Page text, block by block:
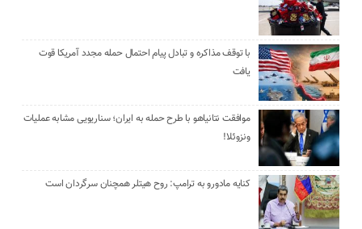
با توقف مذاکره و تبادل پیام احتمال حمله مجدد آمریکا قوت
یافت
موافقت نتانیاهو با طرح حمله به ایران؛ سناریویی مشابه عملیات
ونزوئلا!
کنایه مادورو به ترامپ: روح هیتلر همچنان سرگردان است